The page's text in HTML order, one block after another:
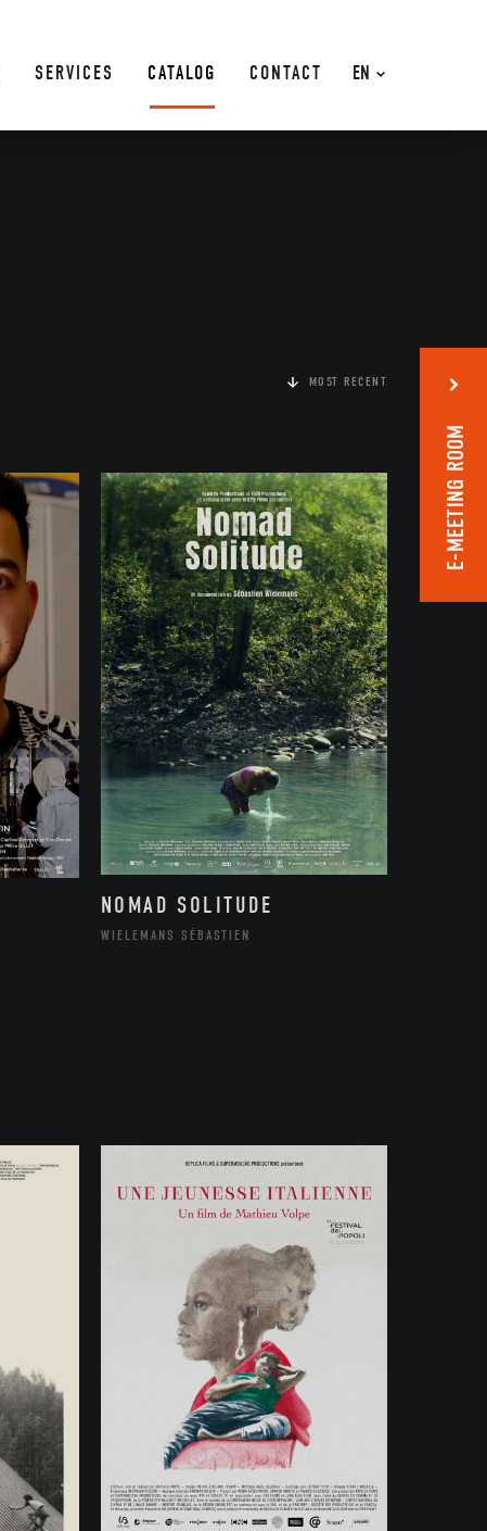
EN
SERVICES CATALOG CONTACT
MOST RECENT
NOMAD SOLITUDE
WIELEMANS SÉBASTIEN
E-MEETING ROOM